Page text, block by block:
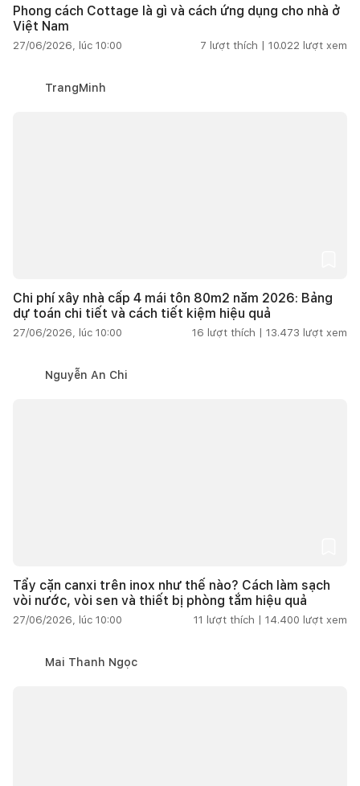
Phong cách Cottage là gì và cách ứng dụng cho nhà ở
Việt Nam
27/06/2026, lúc 10:00 7 lượt thích | 10.022 lượt xem
TrangMinh
Chi phí xây nhà cấp 4 mái tôn 80m2 năm 2026: Bảng
dự toán chi tiết và cách tiết kiệm hiệu quả
27/06/2026, lúc 10:00 16 lượt thích | 13.473 lượt xem
Nguyễn An Chi
Tẩy cặn canxi trên inox như thế nào? Cách làm sạch
vòi nước, vòi sen và thiết bị phòng tắm hiệu quả
27/06/2026, lúc 10:00 11 lượt thích | 14.400 lượt xem
Mai Thanh Ngọc